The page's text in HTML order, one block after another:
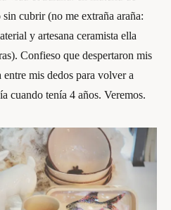
cubrir (no me extraña araña:
y artesana ceramista ella
Confieso que despertaron mis
mis dedos para volver a
cuando tenía 4 años. Veremos.